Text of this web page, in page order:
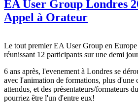
EA User Group Londres
Appel à Orateur
Le tout premier EA User Group en Europe
réunissant 12 participants sur une demi
6 ans après, l'evenement à Londres se
avec l'animation de formations, plus d'une
attendus, et des présentateurs/formateurs
pourriez être l'un d'entre eux!